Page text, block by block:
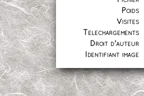
Poids
Visites
Téléchargements
Droit d'auteur
Identifiant image